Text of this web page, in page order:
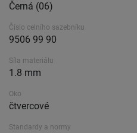
Černá (06)
Číslo celního sazebníku
9506 99 90
Síla materiálu
1.8 mm
Oko
čtvercové
Standardy a normy